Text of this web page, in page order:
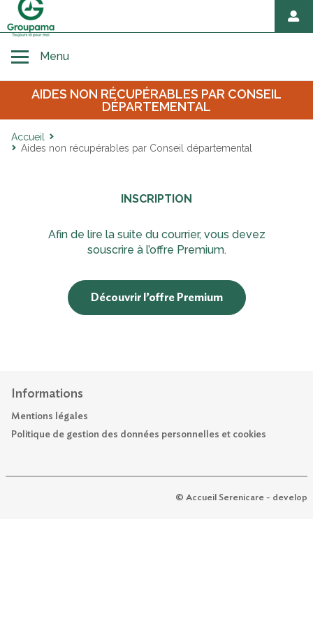
Toggle navigation
Menu
Accueil
Avant décès
Au moment du décès
Hommage et démarches après décès
AIDES NON RÉCUPÉRABLES PAR CONSEIL
DÉPARTEMENTAL
Accueil
Aides non récupérables par Conseil départemental
INSCRIPTION
Afin de lire la suite du courrier, vous devez
souscrire à l’offre Premium.
Découvrir l’offre Premium
Informations
Mentions légales
Politique de gestion des données personnelles et cookies
© Accueil Serenicare - develop